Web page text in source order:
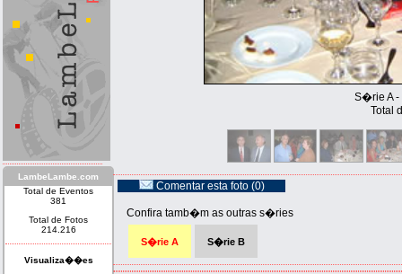
LambeLambe.com
Total de Eventos
381
Total de Fotos
214.216
Visualiza��es
S�rie A -
Total
Comentar esta foto (0)
Confira tamb�m as outras s�ries
S�rie A S�rie B